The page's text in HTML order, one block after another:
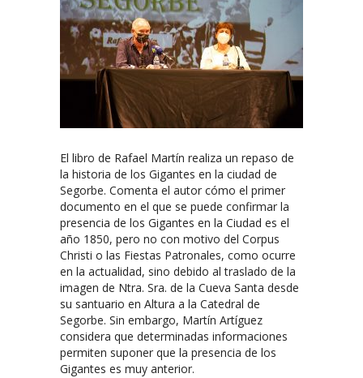
El libro de Rafael Martín realiza un repaso de
la historia de los Gigantes en la ciudad de
Segorbe. Comenta el autor cómo el primer
documento en el que se puede confirmar la
presencia de los Gigantes en la Ciudad es el
año 1850, pero no con motivo del Corpus
Christi o las Fiestas Patronales, como ocurre
en la actualidad, sino debido al traslado de la
imagen de Ntra. Sra. de la Cueva Santa desde
su santuario en Altura a la Catedral de
Segorbe. Sin embargo, Martín Artíguez
considera que determinadas informaciones
permiten suponer que la presencia de los
Gigantes es muy anterior.